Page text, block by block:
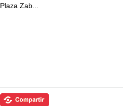
Plaza Zab...